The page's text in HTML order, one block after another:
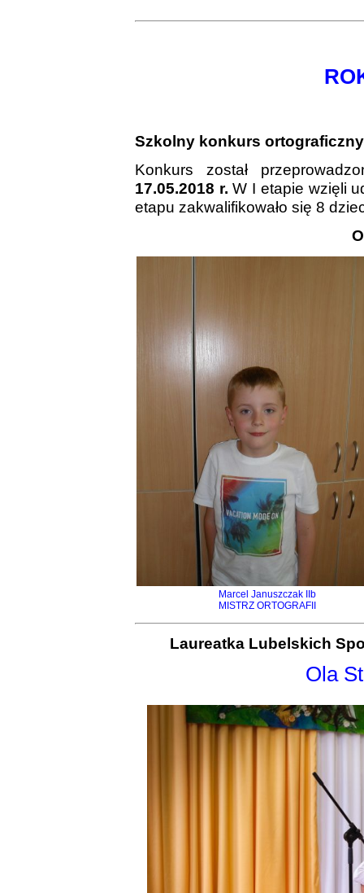
Szkolny konkurs
Konkurs został
17.05.2018 r. W I etapie wzięli
etapu zakwalifikowało się 8
Marcel Januszczak IIb
MISTRZ ORTOGRAFII
Laureatka Lubelskich
Ola